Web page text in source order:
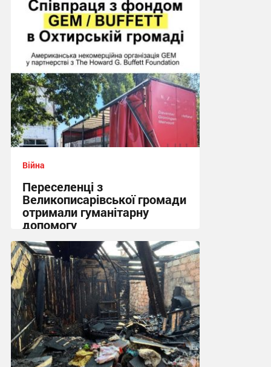
21:29 вчора
Війна
Переселенці з
Великописарівської громади
отримали гуманітарну
допомогу
14:53 вчора